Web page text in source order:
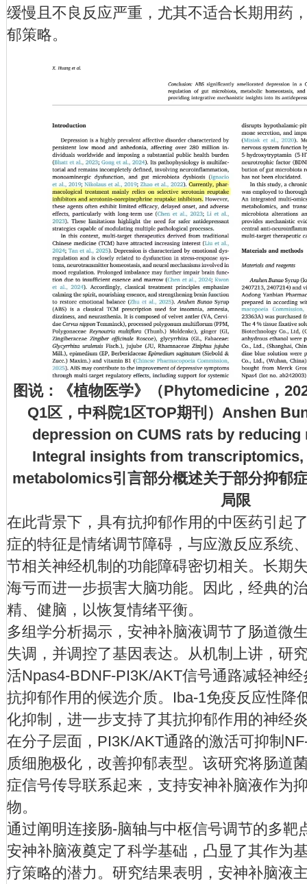
缓慢且不良反应严重，尤其不适合长期用药
郁策略。
图说：《植物医学》（Phytomedicine，
Q1区，中科院1区TOP期刊）Anshen
depression on CUMS rats by
Integral insights from
metabolomics引言部分概述关于部分抑郁
局限
在此背景下，具有抗抑郁作用的中医药引起
症的特征是情绪调节障碍，与应激反应系统
节相关神经机制的功能障碍密切相关。长期
海亏而进一步损害大脑功能。因此，经典的
精、健脑，以恢复情绪平衡。
多组学分析揭示，安神补脑液调节了肠道微
失调，并调控了基因表达。从机制上讲，研
活Npas4-BDNF-PI3K/AKT信号通路减轻神
抗抑郁作用的候选介质。Iba-1免疫反应性降
化抑制，进一步支持了其抗抑郁作用的神经
在分子层面，PI3K/AKT通路的激活可抑制
质细胞极化，改善抑郁表型。该研究将肠道
症信号传导联系起来，支持安神补脑液作为
物。
通过阐明连接肠-脑轴与中枢信号调节的多靶
安神补脑液奠定了科学基础，凸显了其作为
疗策略的潜力。研究结果表明，安神补脑液